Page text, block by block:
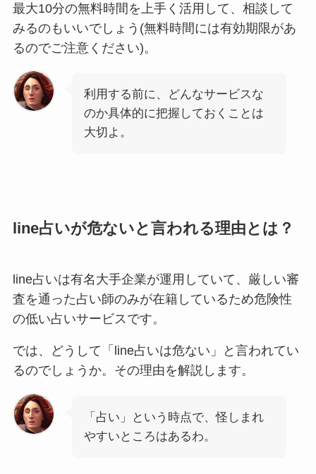
最大10分の無料時間を上手く活用して、相談して
みるのもいいでしょう(無料時間には有効期限があ
るのでご注意ください)。
利用する前に、どんなサービスな
のか具体的に把握しておくことは
大切よ。
line占いが危ないと言われる理由とは？
line占いは有名大手企業が運用していて、厳しい審
査を通った占い師のみが在籍しているため危険性
の低い占いサービスです。
では、どうして「line占いは危ない」と言われてい
るのでしょうか。その理由を解説します。
「占い」という時点で、怪しまれ
やすいところはあるわ。